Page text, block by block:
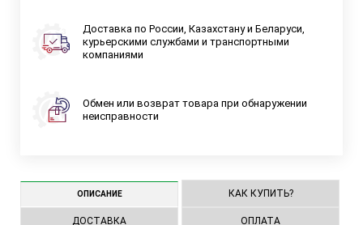
Доставка по России, Казахстану и Беларуси,
курьерскими службами и транспортными
компаниями
Обмен или возврат товара при обнаружении
неисправности
ОПИСАНИЕ КАК КУПИТЬ?
ДОСТАВКА ОПЛАТА